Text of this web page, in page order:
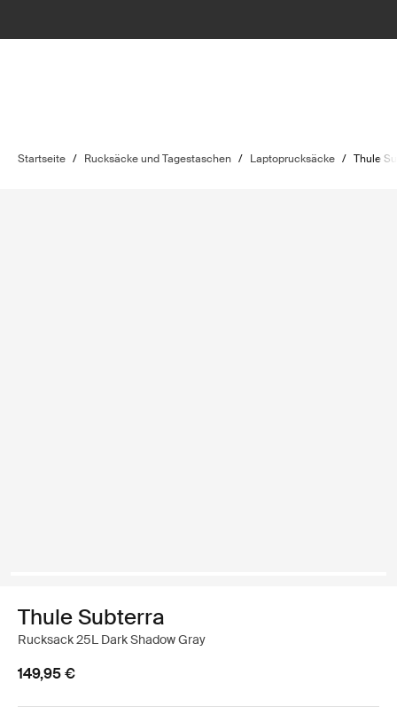
Startseite / Rucksäcke und Tagestaschen / Laptoprucksäcke / Thule
Thule Subterra
Rucksack 25L Dark Shadow Gray
149,95 €